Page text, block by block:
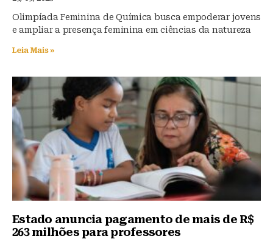
Olimpíada Feminina de Química busca empoderar jovens
e ampliar a presença feminina em ciências da natureza
Leia Mais »
Estado anuncia pagamento de mais de R$
263 milhões para professores